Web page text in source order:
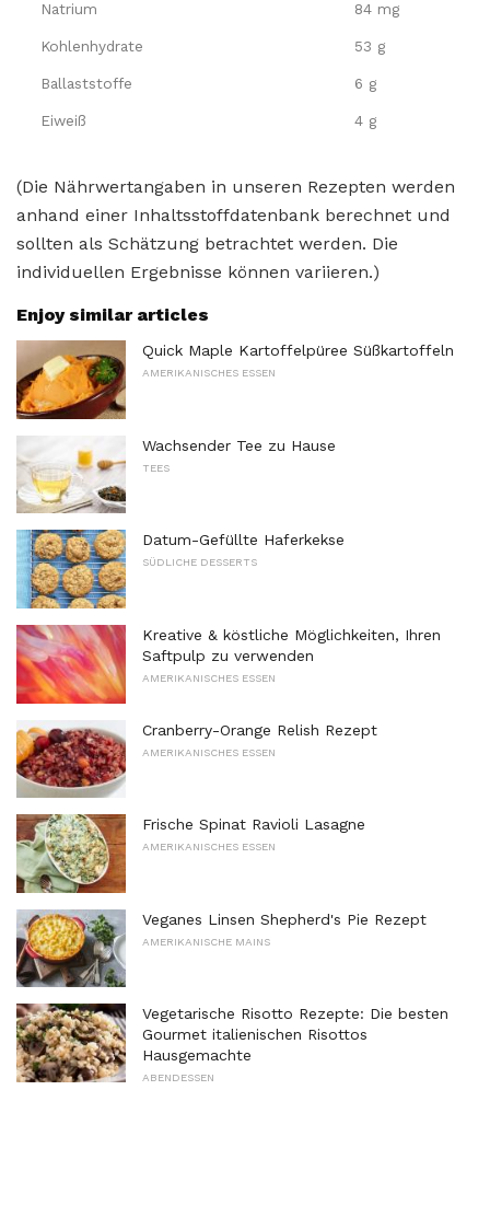
Natrium 84 mg
Kohlenhydrate 53 g
Ballaststoffe 6 g
Eiweiß 4 g
(Die Nährwertangaben in unseren Rezepten werden
anhand einer Inhaltsstoffdatenbank berechnet und
sollten als Schätzung betrachtet werden. Die
individuellen Ergebnisse können variieren.)
Enjoy similar articles
Quick Maple Kartoffelpüree Süßkartoffeln
AMERIKANISCHES ESSEN
Wachsender Tee zu Hause
TEES
Datum-Gefüllte Haferkekse
SÜDLICHE DESSERTS
Kreative & köstliche Möglichkeiten, Ihren
Saftpulp zu verwenden
AMERIKANISCHES ESSEN
Cranberry-Orange Relish Rezept
AMERIKANISCHES ESSEN
Frische Spinat Ravioli Lasagne
AMERIKANISCHES ESSEN
Veganes Linsen Shepherd's Pie Rezept
AMERIKANISCHE MAINS
Vegetarische Risotto Rezepte: Die besten
Gourmet italienischen Risottos
Hausgemachte
ABENDESSEN